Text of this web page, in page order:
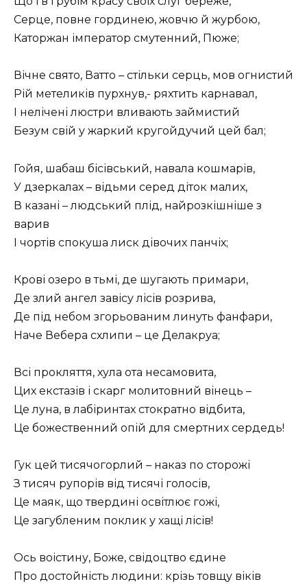
Серце, повне гординею, жовчю й журбою,
Каторжан імператор смутенний, Пюже;
Вічне свято, Ватто – стільки серць, мов огнистий
Рій метеликів пурхнув,- ряхтить карнавал,
I нелічені люстри вливають займистий
Безум свій у жаркий кругойдучий цей бал;
Гойя, шабаш бісівський, навала кошмарів,
У дзеркалах – відьми серед діток малих,
В казані – людський плід, найрозкішніше з
варив
I чортів спокуша лиск дівочих панчіх;
Крові озеро в тьмі, де шугають примари,
Де злий ангел завісу лісів розрива,
Де під небом згорьованим линуть фанфари,
Наче Вебера схлипи – це Делакруа;
Всі прокляття, хула ота несамовита,
Цих екстазів і скарг молитовний вінець –
Це луна, в лабіринтах стократно відбита,
Це божественний опій для смертних сердедь!
Гук цей тисячогорлий – наказ по сторожі
З тисяч рупорів від тисячі голосів,
Це маяк, що твердині освітлює гожі,
Це загубленим поклик у хащі лісів!
Ось воістину, Боже, свідоцтво єдине
Про достойність людини: крізь товщу віків